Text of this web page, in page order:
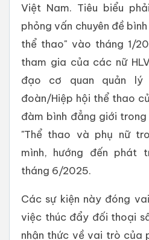
Việt Nam. Tiêu biểu
phỏng vấn chuyên đề
thể thao" vào tháng 1/
tham gia của các nữ
đạo cơ quan quản lý
đoàn/Hiệp hội thể thao
đàm bình đẳng giới
"Thể thao và phụ nữ
mình, hướng đến phát
tháng 6/2025.
Các sự kiện này đóng
việc thúc đẩy đối thoại
nhận thức về vai trò của